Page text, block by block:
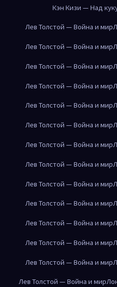
Кэн Кизи — Над
Лев Толстой — Война и мир
Лев Толстой — Война и мир
Лев Толстой — Война и мир
Лев Толстой — Война и мир
Лев Толстой — Война и мир
Лев Толстой — Война и мир
Лев Толстой — Война и мир
Лев Толстой — Война и мир
Лев Толстой — Война и мир
Лев Толстой — Война и мир
Лев Толстой — Война и мир
Лев Толстой — Война и мир
Лев Толстой — Война и мир
Лев Толстой — Война и мир